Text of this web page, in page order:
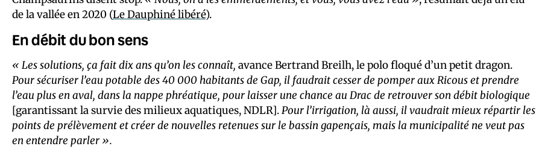
de la vallée en 2020 (Le Dauphiné libéré).
En débit du bon sens
« Les solutions, ça fait dix ans qu’on les connaît, avance Bertrand Breilh, le polo floqué d’un petit dragon.
Pour sécuriser l’eau potable des 40 000 habitants de Gap, il faudrait cesser de pomper aux Ricous et prendre
l’eau plus en aval, dans la nappe phréatique, pour laisser une chance au Drac de retrouver son débit biologique
[garantissant la survie des milieux aquatiques, NDLR].Pour l’irrigation, là aussi, il vaudrait mieux répartir les
points de prélèvement et créer de nouvelles retenues sur le bassin gapençais, mais la municipalité ne veut pas
en entendre parler ».